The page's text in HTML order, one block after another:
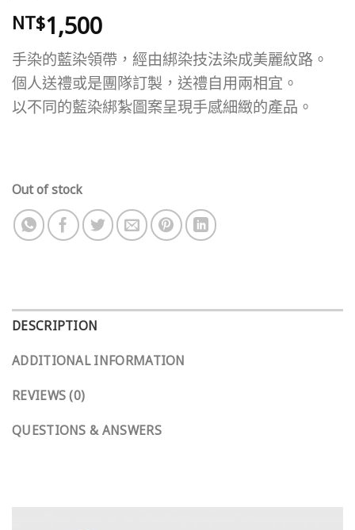
NT$1,500
手染的藍染領帶，經由綁染技法染成美麗紋路。
個人送禮或是團隊訂製，送禮自用兩相宜。
以不同的藍染綁紮圖案呈現手感細緻的產品。
Out of stock
DESCRIPTION
ADDITIONAL INFORMATION
REVIEWS (0)
QUESTIONS & ANSWERS